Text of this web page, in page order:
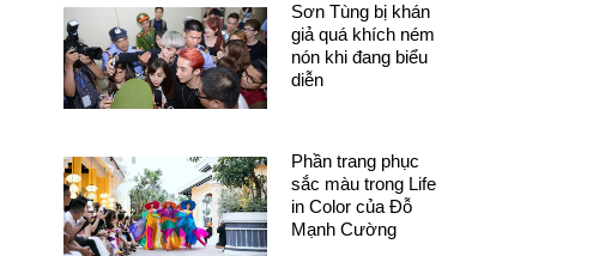
Sơn Tùng bị khán
giả quá khích ném
nón khi đang biểu
diễn
Phần trang phục
sắc màu trong Life
in Color của Đỗ
Mạnh Cường